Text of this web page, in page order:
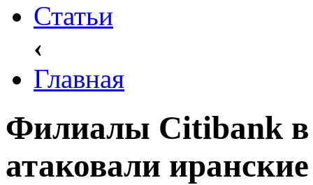
Статьи
‹
Главная
Филиалы Citibank
атаковали